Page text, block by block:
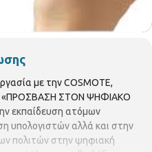
με την COSMOTE,
«ΠΡΟΣΒΑΣΗ ΣΤΟΝ ΨΗΦΙΑΚΟ
εκπαίδευση ατόμων
υπολογιστών αλλά και στην
πολιτών στην ψηφιακή